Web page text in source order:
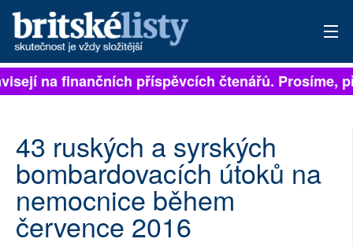
PŘIHLÁSIT
ARCHIV
TÉMATA
na finančních příspěvcích čtenářů. Prosíme,
43 ruských a syrských
bombardovacích útoků na
nemocnice během
července 2016